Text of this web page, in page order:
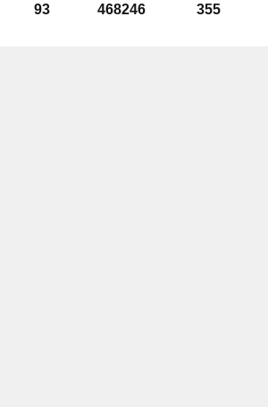
93 468246 355